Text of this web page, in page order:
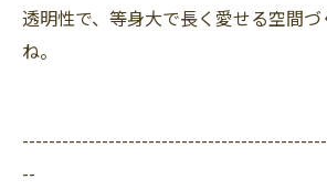
透明性で、等身大で長く愛せる空間づ
ね。
--